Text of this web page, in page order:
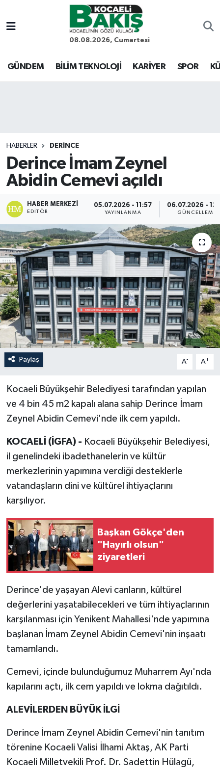
08.08.2026, Cumartesi
GÜNDEM BİLİM TEKNOLOJİ KARİYER SPOR
HABERLER DERİNCE
Derince İmam Zeynel
Abidin Cemevi açıldı
HABER MERKEZI
EDITÖR
05.07.2026 - 11:57
YAYINLANMA
06.07.2026 -
GÜNCELLEME
Paylaş A- A+
Kocaeli Büyükşehir Belediyesi tarafından yapılan
ve 4 bin 45 m2 kapalı alana sahip Derince İmam
Zeynel Abidin Cemevi'nde ilk cem yapıldı.
KOCAELİ (İGFA) - Kocaeli Büyükşehir Belediyesi,
il genelindeki ibadethanelerin ve kültür
merkezlerinin yapımına verdiği desteklerle
vatandaşların dini ve kültürel ihtiyaçlarını
karşılıyor.
Başkan Gökçe'den
"Hayırlı olsun"
ziyaretleri
Derince'de yaşayan Alevi canların, kültürel
değerlerini yaşatabilecekleri ve tüm ihtiyaçlarının
karşılanması için Yenikent Mahallesi'nde yapımına
başlanan İmam Zeynel Abidin Cemevi'nin inşaatı
tamamlandı.
Cemevi, içinde bulunduğumuz Muharrem Ayı'nda
kapılarını açtı, ilk cem yapıldı ve lokma dağıtıldı.
ALEVİLERDEN BÜYÜK İLGİ
Derince İmam Zeynel Abidin Cemevi'nin tanıtım
törenine Kocaeli Valisi İlhami Aktaş, AK Parti
Kocaeli Milletvekili Prof. Dr. Sadettin Hülagü,
Kocaeli Nöbetçi Eczaneler
Kocaeli Hava Durumu
Son Dakika Haberleri
Haber Arşivi